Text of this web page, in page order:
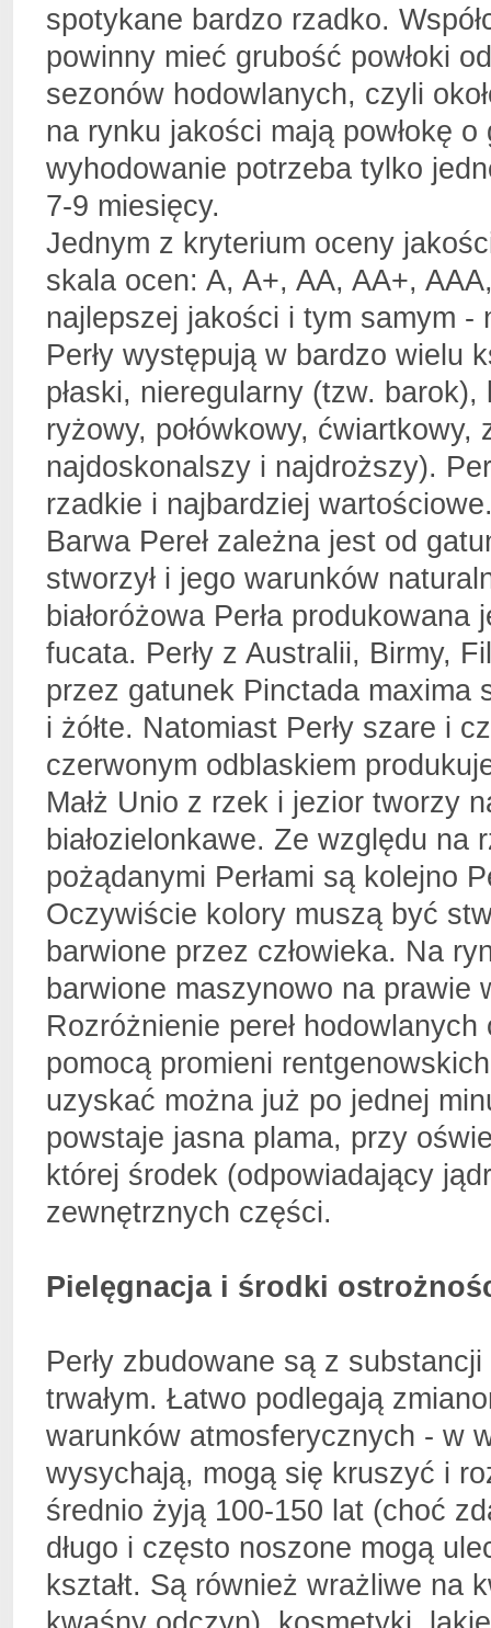
spotykane bardzo rzadko.
powinny mieć grubość powłoki
sezonów hodowlanych, czyli
na rynku jakości mają powłokę
wyhodowanie potrzeba tylko
7-9 miesięcy.
Jednym z kryterium oceny
skala ocen: A, A+, AA, AA+,
najlepszej jakości i tym samym
Perły występują w bardzo wielu
płaski, nieregularny (tzw.
ryżowy, połówkowy,
najdoskonalszy i najdroższy).
rzadkie i najbardziej
Barwa Pereł zależna jest od
stworzył i jego warunków
białoróżowa Perła
fucata. Perły z Australii, Birmy,
przez gatunek Pinctada maxima
i żółte. Natomiast Perły szare i
czerwonym odblaskiem
Małż Unio z rzek i jezior tworzy
białozielonkawe. Ze względu
pożądanymi Perłami są kolejno
Oczywiście kolory muszą być
barwione przez człowieka. Na
barwione maszynowo na prawie
Rozróżnienie pereł
pomocą promieni
uzyskać można już po jednej
powstaje jasna plama, przy
której środek (odpowiadający
zewnętrznych części.
Pielęgnacja i środki
Perły zbudowane są z
trwałym. Łatwo podlegają
warunków atmosferycznych - w
wysychają, mogą się kruszyć i
średnio żyją 100-150 lat (choć
długo i często noszone mogą
kształt. Są również wrażliwe na